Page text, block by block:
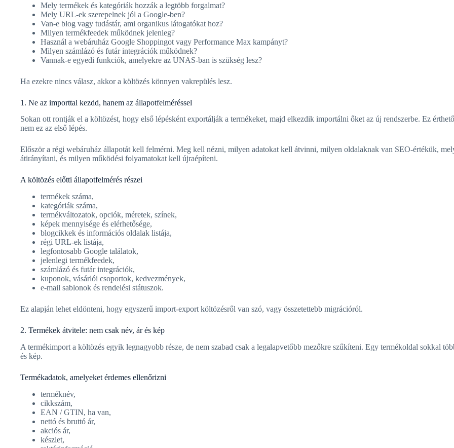
Mely termékek és kategóriák hozzák a legtöbb forgalmat?
Mely URL-ek szerepelnek jól a Google-ben?
Van-e blog vagy tudástár, ami organikus látogatókat hoz?
Milyen termékfeedek működnek jelenleg?
Használ a webáruház Google Shoppingot vagy Performance Max kampányt?
Milyen számlázó és futár integrációk működnek?
Vannak-e egyedi funkciók, amelyekre az UNAS-ban is szükség lesz?
Ha ezekre nincs válasz, akkor a költözés könnyen vakrepülés lesz.
1. Ne az importtal kezdd, hanem az állapotfelméréssel
Sokan ott rontják el a költözést, hogy első lépésként exportálják a termékeket, majd elkezdik importálni őket az új rendszerbe. Ez
nem ez az első lépés.
Először a régi webáruház állapotát kell felmérni. Meg kell nézni, milyen adatokat kell átvinni, milyen oldalaknak van SEO-értékük,
átirányítani, és milyen működési folyamatokat kell újraépíteni.
A költözés előtti állapotfelmérés részei
termékek száma,
kategóriák száma,
termékváltozatok, opciók, méretek, színek,
képek mennyisége és elérhetősége,
blogcikkek és információs oldalak listája,
régi URL-ek listája,
legfontosabb Google találatok,
jelenlegi termékfeedek,
számlázó és futár integrációk,
kuponok, vásárlói csoportok, kedvezmények,
e-mail sablonok és rendelési státuszok.
Ez alapján lehet eldönteni, hogy egyszerű import-export költözésről van szó, vagy összetettebb migrációról.
2. Termékek átvitele: nem csak név, ár és kép
A termékimport a költözés egyik legnagyobb része, de nem szabad csak a legalapvetőbb mezőkre szűkíteni. Egy termékoldal sokkal
és kép.
Termékadatok, amelyeket érdemes ellenőrizni
terméknév,
cikkszám,
EAN / GTIN, ha van,
nettó és bruttó ár,
akciós ár,
készlet,